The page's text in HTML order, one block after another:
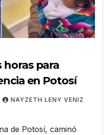
horas para
en Potosí
NAYZETH LENY VENIZ
de Potosí, caminó